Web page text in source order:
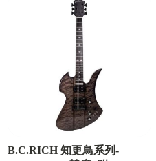
B.C.RICH 知更鳥系列-